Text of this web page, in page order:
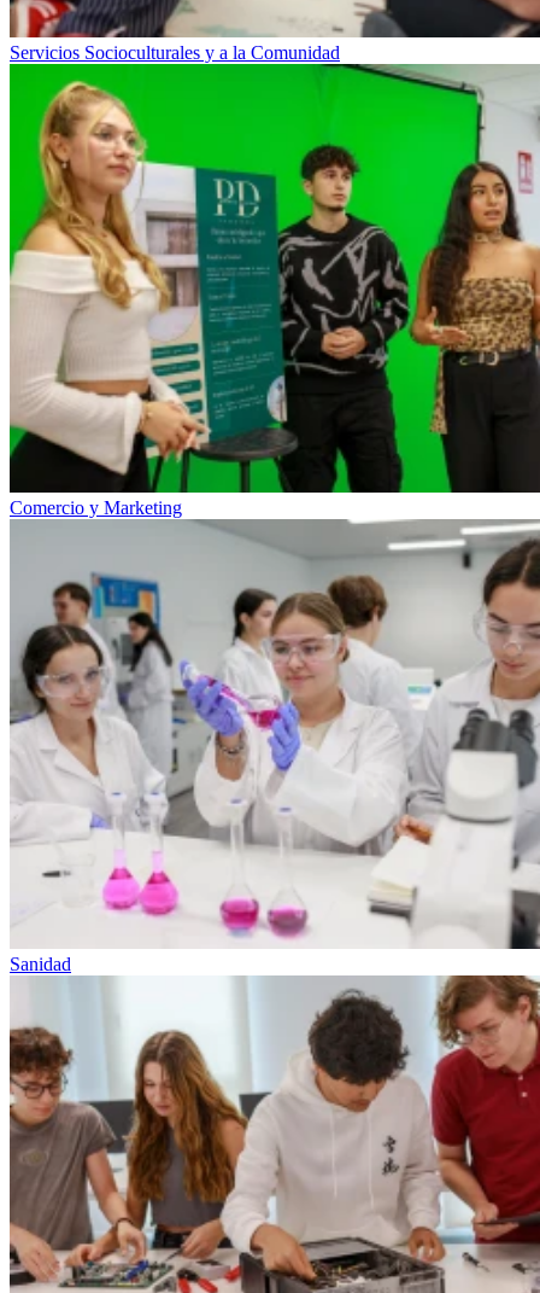
Servicios Socioculturales y a la Comunidad
Comercio y Marketing
Sanidad